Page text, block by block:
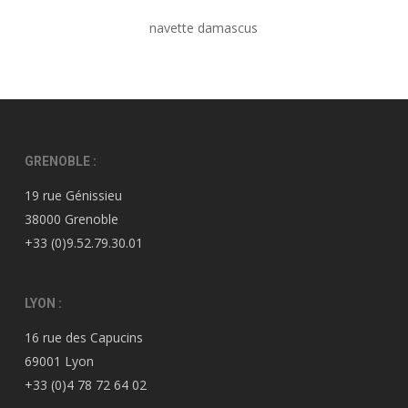
navette damascus
GRENOBLE :
19 rue Génissieu
38000 Grenoble
+33 (0)9.52.79.30.01
LYON :
16 rue des Capucins
69001 Lyon
+33 (0)4 78 72 64 02